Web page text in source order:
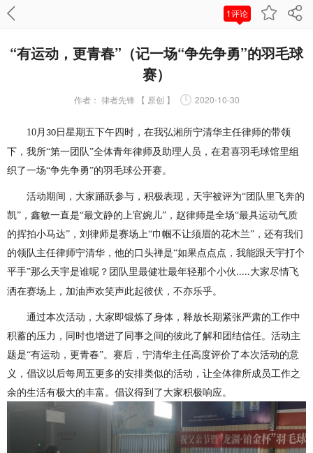
1评论
“有运动，更青春”（记一场“争先争勇”的羽毛球
赛）
作者： 律者先锋 【 原创 】 2020-10-30
10月 30 日星期五下午四时，在我弘湘所宁清华主任律师的带领
下，我所“第一团队”全体青年律师及助理人员，在君喜羽毛球馆里组
织了一场“争先争勇”的羽毛球公开赛。
活动期间，大家踊跃参与，积极表现，天宇被评为“团队里飞奔的
凯”，鑫敏一直是“最文静的上官婉儿”，赵律师是全场“最具运动气质
的挥拍小马达”，刘律师是赛场上“巾帼不让须眉的花木兰”，还有我们
的领队主任律师宁清华，他的口头禅是“如果点点点，我能跟天宇打个
平手”那么天宇是谁呢？团队里最健壮最年轻那个小伙.....大家尽情飞
洒在赛场上，加油声欢笑声此起彼伏，不亦乐乎。
通过本次活动，大家即锻炼了身体，释放长期紧张严肃的工作中
积蓄的压力，同时也增进了同事之间的彼此了解和团结信任。活动主
题是“有运动，更青春”。赛后，宁清华主任高度评价了本次活动的意
义，倡议以后每周五更多的安排类似的活动，让全体律所成员工作之
余的生活有极大的丰富。倡议得到了大家积极响应。